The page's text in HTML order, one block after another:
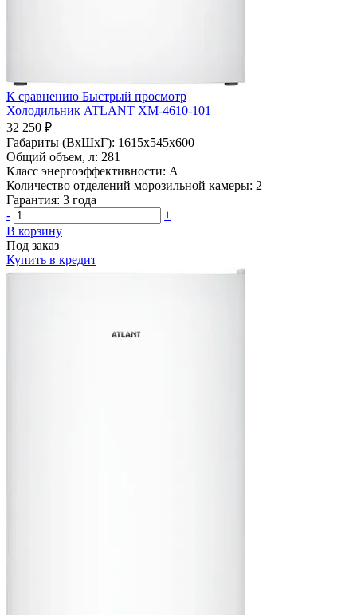
К сравнению Быстрый просмотр
Холодильник ATLANT ХМ-4610-101
32 250 ₽
Габариты (ВхШхГ): 1615x545x600
Общий объем, л: 281
Класс энергоэффективности: A+
Количество отделений морозильной камеры: 2
Гарантия: 3 года
-
+
В корзину
Под заказ
Купить в кредит